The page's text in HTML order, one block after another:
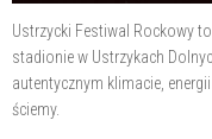
Ustrzycki Festiwal Rockowy
stadionie w Ustrzykach
autentycznym klimacie,
ściemy.